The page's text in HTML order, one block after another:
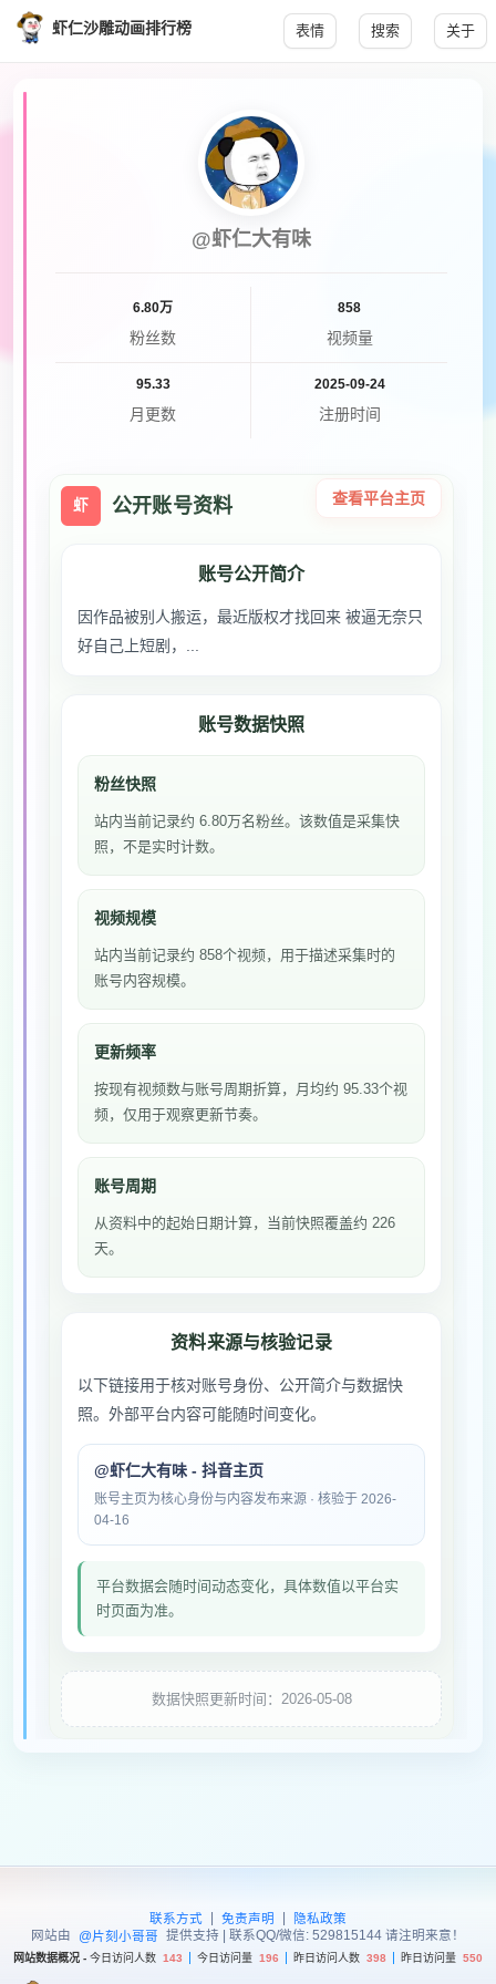
虾仁沙雕动画排行榜 表情 搜索 关于
@虾仁大有味
6.80万
粉丝数
858
视频量
95.33
月更数
2025-09-24
注册时间
虾 公开账号资料 查看平台主页
账号公开简介
因作品被别人搬运，最近版权才找回来 被逼无奈只
好自己上短剧，...
账号数据快照
粉丝快照
站内当前记录约 6.80万名粉丝。该数值是采集快
照，不是实时计数。
视频规模
站内当前记录约 858个视频，用于描述采集时的
账号内容规模。
更新频率
按现有视频数与账号周期折算，月均约 95.33个视
频，仅用于观察更新节奏。
账号周期
从资料中的起始日期计算，当前快照覆盖约 226
天。
资料来源与核验记录
以下链接用于核对账号身份、公开简介与数据快
照。外部平台内容可能随时间变化。
@虾仁大有味 - 抖音主页
账号主页为核心身份与内容发布来源 · 核验于 2026-
04-16
平台数据会随时间动态变化，具体数值以平台实
时页面为准。
数据快照更新时间：2026-05-08
联系方式 | 免责声明 |
隐私政策
网站由
@片刻小哥哥 提供支持 | 联系QQ/微信: 529815144 请注明来意！
网站数据概况 - 今日访问人数 143 今日访问量 196 昨日访问人数 398 昨日访问量 550